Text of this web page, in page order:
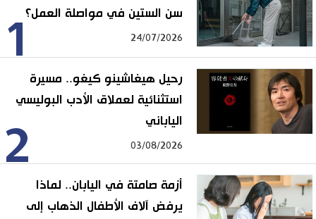
1سن الستين في مواصلة العمل؟
24/07/2026
2
رحيل هيغاشينو كيغو.. مسيرة
استثنائية لعملاق الأدب البوليسي
الياباني
03/08/2026
أزمة صامتة في اليابان.. لماذا
يرفض آلاف الأطفال الذهاب إلى